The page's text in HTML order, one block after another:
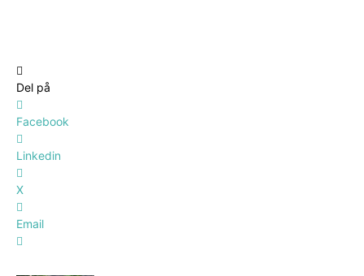
Del på
Facebook
Linkedin
X
Email